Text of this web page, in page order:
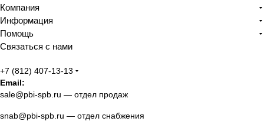
Компания
Информация
Помощь
Связаться с нами
+7 (812) 407-13-13
Email:
sale@pbi-spb.ru — отдел продаж
snab@pbi-spb.ru — отдел снабжения